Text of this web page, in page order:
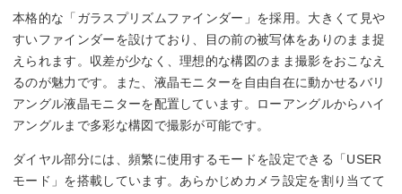
JPEG/RAW
シャッタースピード
1/6000～30秒
本格的な「ガラスプリズムファインダー」を採用。大きくて見や
すいファインダーを設けており、目の前の被写体をありのまま捉
えられます。収差が少なく、理想的な構図のまま撮影をおこなえ
るのが魅力です。また、液晶モニターを自由自在に動かせるバリ
アングル液晶モニターを配置しています。ローアングルからハイ
アングルまで多彩な構図で撮影が可能です。
ダイヤル部分には、頻繁に使用するモードを設定できる「USER
モード」を搭載しています。あらかじめカメラ設定を割り当てて